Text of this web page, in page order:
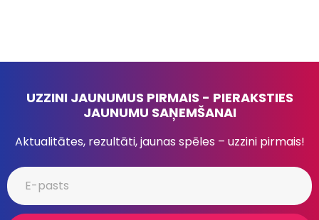
UZZINI JAUNUMUS PIRMAIS - PIERAKSTIES
JAUNUMU SAŅEMŠANAI
Aktualitātes, rezultāti, jaunas spēles – uzzini pirmais!